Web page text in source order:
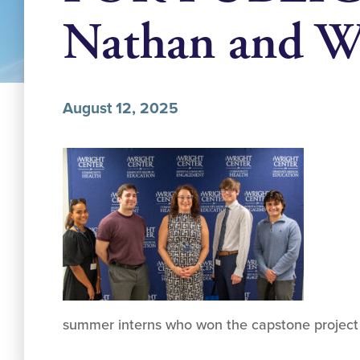
Nathan and
August 12, 2025
summer interns who won the capstone